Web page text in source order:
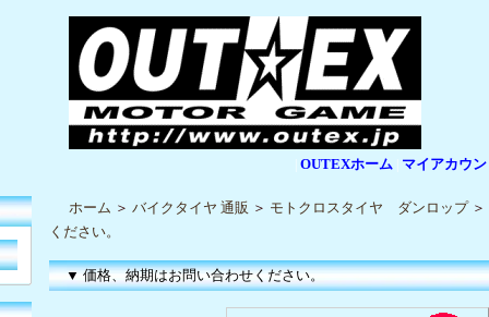
OUTEXホーム マイアカウ
ホーム ＞ バイクタイヤ 通販 ＞ モトクロスタイヤ ダンロップ＞
ください。
▼ 価格、納期はお問い合わせください。